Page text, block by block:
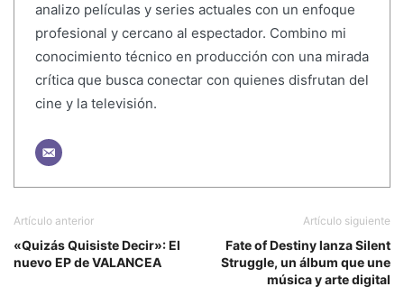
analizo películas y series actuales con un enfoque
profesional y cercano al espectador. Combino mi
conocimiento técnico en producción con una mirada
crítica que busca conectar con quienes disfrutan del
cine y la televisión.
Artículo anterior
«Quizás Quisiste Decir»: El
nuevo EP de VALANCEA
Artículo siguiente
Fate of Destiny lanza Silent
Struggle, un álbum que une
música y arte digital